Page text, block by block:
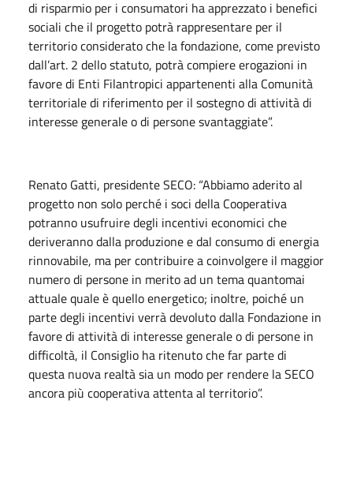
di risparmio per i consumatori ha apprezzato i benefici
sociali che il progetto potrà rappresentare per il
territorio considerato che la fondazione, come previsto
dall’art. 2 dello statuto, potrà compiere erogazioni in
favore di Enti Filantropici appartenenti alla Comunità
territoriale di riferimento per il sostegno di attività di
interesse generale o di persone svantaggiate”.
Renato Gatti, presidente SECO: “Abbiamo aderito al
progetto non solo perché i soci della Cooperativa
potranno usufruire degli incentivi economici che
deriveranno dalla produzione e dal consumo di energia
rinnovabile, ma per contribuire a coinvolgere il maggior
numero di persone in merito ad un tema quantomai
attuale quale è quello energetico; inoltre, poiché un
parte degli incentivi verrà devoluto dalla Fondazione in
favore di attività di interesse generale o di persone in
difficoltà, il Consiglio ha ritenuto che far parte di
questa nuova realtà sia un modo per rendere la SECO
ancora più cooperativa attenta al territorio”.